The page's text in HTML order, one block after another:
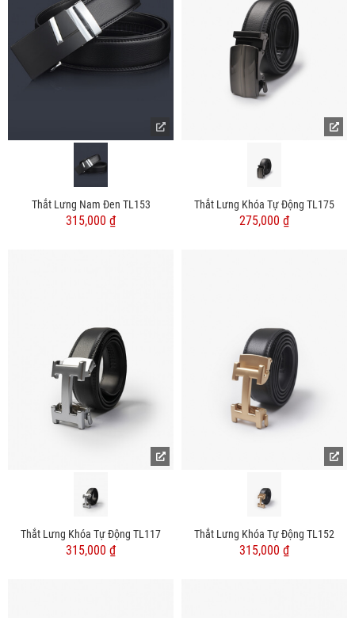
Thắt Lưng Nam Đen TL153
315,000 ₫
Thắt Lưng Khóa Tự Động TL175
275,000 ₫
Thắt Lưng Khóa Tự Động TL117
315,000 ₫
Thắt Lưng Khóa Tự Động TL152
315,000 ₫